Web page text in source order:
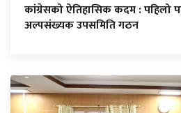
कांग्रेसको ऐतिहासिक कदम : पहिलो
अल्पसंख्यक उपसमिति गठन